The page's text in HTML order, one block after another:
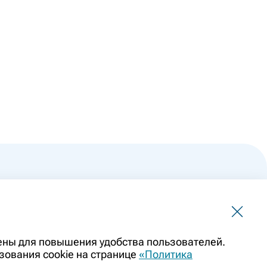
должна использоваться для самостоятельной
заменой очной консультации врача. Перед применением
препарата. Информация о лекарственных
для повышения удобства пользователей.
cookie на странице «Политика